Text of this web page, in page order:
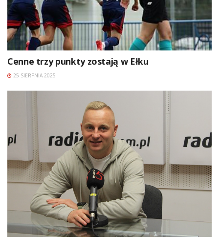
Cenne trzy punkty zostają w Ełku
25 SIERPNIA 2025